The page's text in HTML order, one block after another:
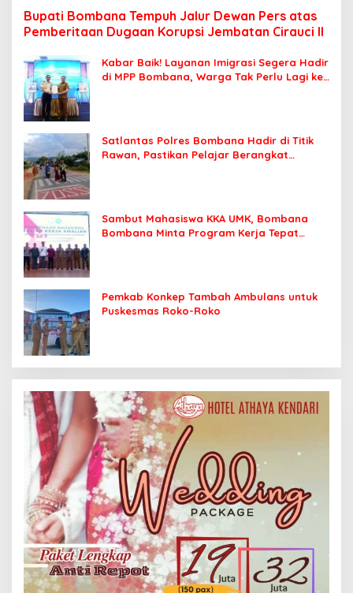
Bupati Bombana Tempuh Jalur Dewan Pers atas
Pemberitaan Dugaan Korupsi Jembatan Cirauci II
Kabar Baik! Layanan Imigrasi Segera Hadir
di MPP Bombana, Warga Tak Perlu Lagi ke
Satlantas Polres Bombana Hadir di Titik
Rawan, Pastikan Pelajar Berangkat
Sambut Mahasiswa KKA UMK, Bombana
Bombana Minta Program Kerja Tepat
Pemkab Konkep Tambah Ambulans untuk
Puskesmas Roko-Roko